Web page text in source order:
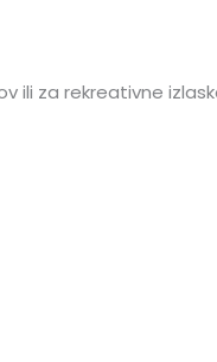
ili za rekreativne